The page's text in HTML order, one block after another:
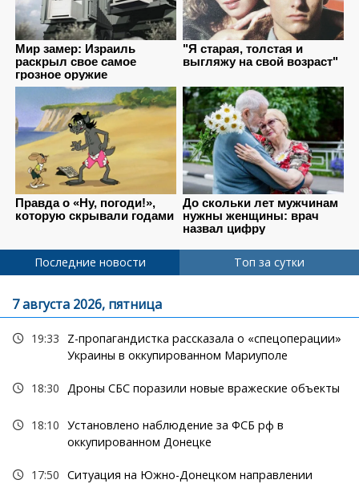
Последние новости Топ за сутки
7 августа 2026, пятница
19:33
Z-пропагандистка рассказала о «спецоперации»
Украины в оккупированном Мариуполе
18:30 Дроны СБС поразили новые вражеские объекты
18:10 Установлено наблюдение за ФСБ рф в
оккупированном Донецке
17:50 Ситуация на Южно-Донецком направлении